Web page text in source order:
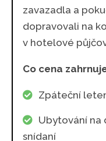
zavazadla a
dopravovali na
v hotelové
Co cena
Zpáteční
Ubytování na
snídaní